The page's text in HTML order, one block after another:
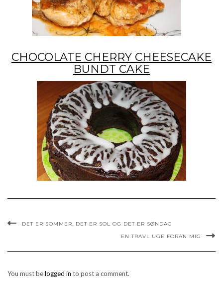
CHOCOLATE CHERRY CHEESECAKE
BUNDT CAKE
DET ER SOMMER, DET ER SOL OG DET ER SØNDAG
EN TRAVL UGE FORAN MIG
You must belogged in to post a comment.